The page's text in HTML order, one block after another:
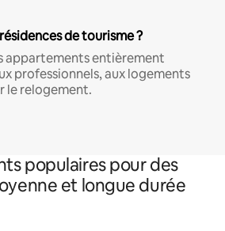
de tourisme ?
appartements entièrement
professionnels, aux logements
le relogement.
populaires pour des
et longue durée